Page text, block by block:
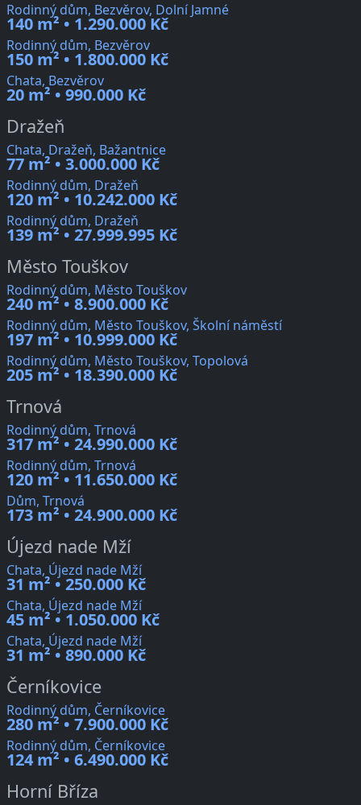
Rodinný dům, Bezvěrov, Dolní Jamné
140 m² • 1.290.000 Kč
Rodinný dům, Bezvěrov
150 m² • 1.800.000 Kč
Chata, Bezvěrov
20 m² • 990.000 Kč
Dražeň
Chata, Dražeň, Bažantnice
77 m² • 3.000.000 Kč
Rodinný dům, Dražeň
120 m² • 10.242.000 Kč
Rodinný dům, Dražeň
139 m² • 27.999.995 Kč
Město Touškov
Rodinný dům, Město Touškov
240 m² • 8.900.000 Kč
Rodinný dům, Město Touškov, Školní náměstí
197 m² • 10.999.000 Kč
Rodinný dům, Město Touškov, Topolová
205 m² • 18.390.000 Kč
Trnová
Rodinný dům, Trnová
317 m² • 24.990.000 Kč
Rodinný dům, Trnová
120 m² • 11.650.000 Kč
Dům, Trnová
173 m² • 24.900.000 Kč
Újezd nade Mží
Chata, Újezd nade Mží
31 m² • 250.000 Kč
Chata, Újezd nade Mží
45 m² • 1.050.000 Kč
Chata, Újezd nade Mží
31 m² • 890.000 Kč
Černíkovice
Rodinný dům, Černíkovice
280 m² • 7.900.000 Kč
Rodinný dům, Černíkovice
124 m² • 6.490.000 Kč
Horní Bříza